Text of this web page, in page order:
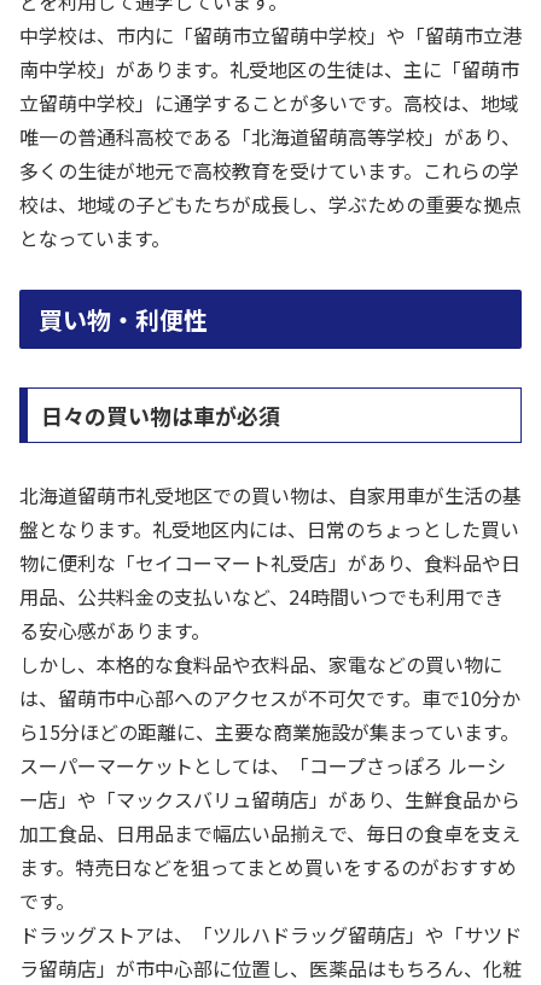
中学校は、市内に「留萌市立留萌中学校」や「留萌市立港
南中学校」があります。礼受地区の生徒は、主に「留萌市
立留萌中学校」に通学することが多いです。高校は、地域
唯一の普通科高校である「北海道留萌高等学校」があり、
多くの生徒が地元で高校教育を受けています。これらの学
校は、地域の子どもたちが成長し、学ぶための重要な拠点
となっています。
買い物・利便性
日々の買い物は車が必須
北海道留萌市礼受地区での買い物は、自家用車が生活の基
盤となります。礼受地区内には、日常のちょっとした買い
物に便利な「セイコーマート礼受店」があり、食料品や日
用品、公共料金の支払いなど、24時間いつでも利用でき
る安心感があります。
しかし、本格的な食料品や衣料品、家電などの買い物に
は、留萌市中心部へのアクセスが不可欠です。車で10分か
ら15分ほどの距離に、主要な商業施設が集まっています。
スーパーマーケットとしては、「コープさっぽろ ルーシ
ー店」や「マックスバリュ留萌店」があり、生鮮食品から
加工食品、日用品まで幅広い品揃えで、毎日の食卓を支え
ます。特売日などを狙ってまとめ買いをするのがおすすめ
です。
ドラッグストアは、「ツルハドラッグ留萌店」や「サツド
ラ留萌店」が市中心部に位置し、医薬品はもちろん、化粧